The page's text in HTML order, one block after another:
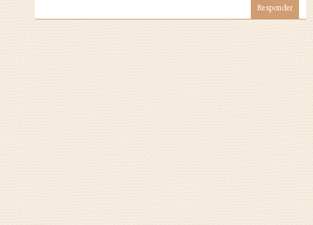
Responder